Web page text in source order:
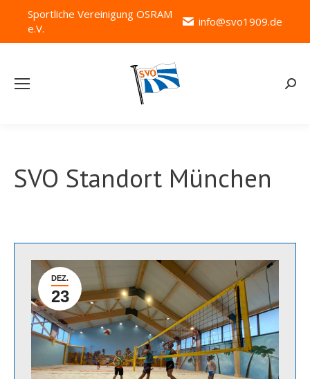
Sportliche Vereinigung OSRAM
e.V.
info@svo1909.de
SVO Standort München
DEZ.
23